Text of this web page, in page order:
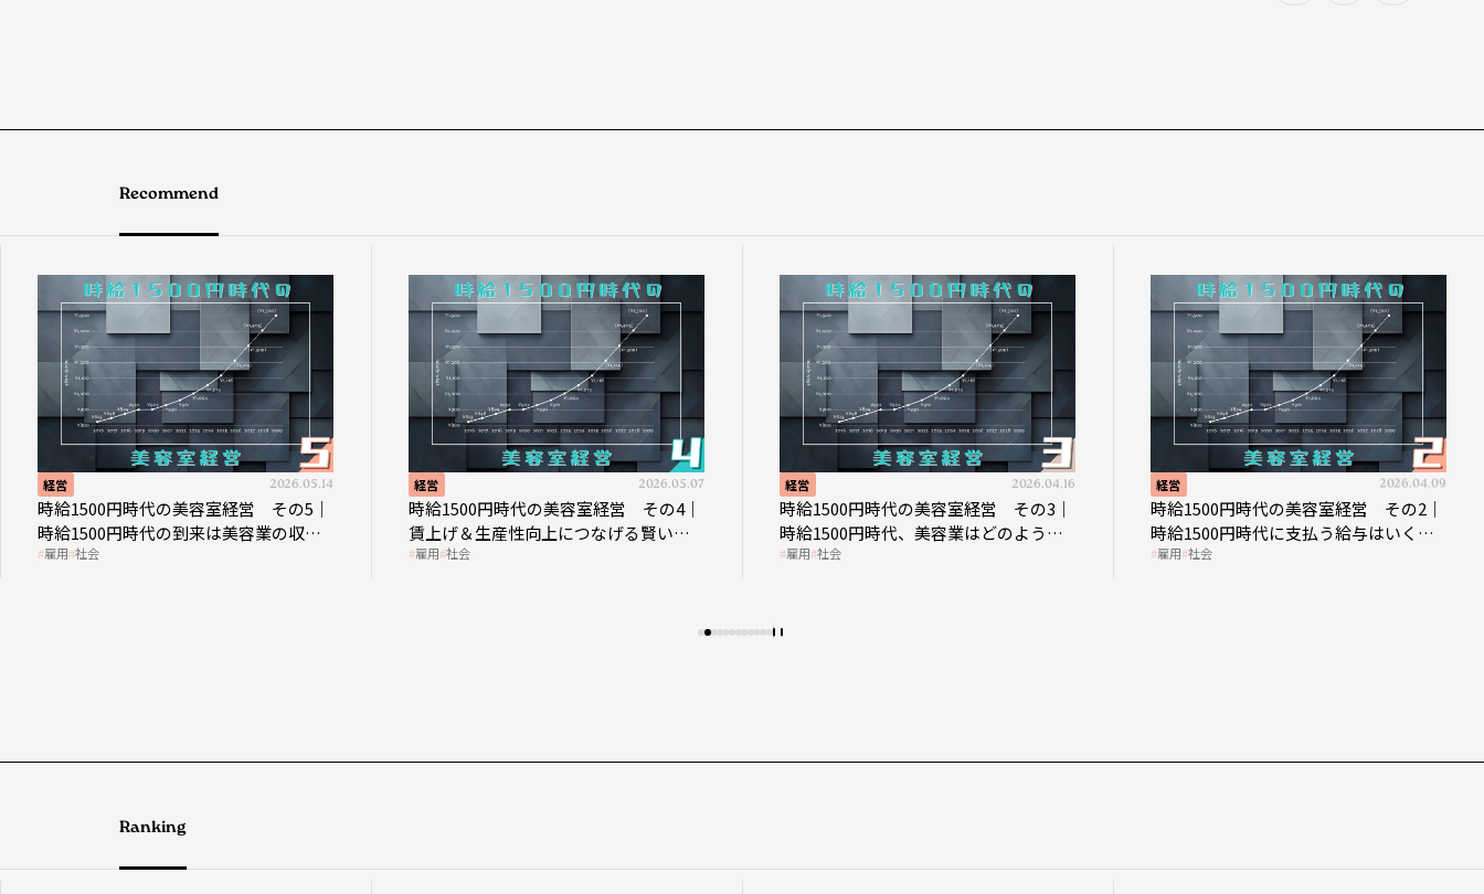
Recommend
経営 2026.05.14
時給1500円時代の美容室経営 その5｜
時給1500円時代の到来は美容業の収益
構造を見直す契機
雇用 社会
経営 2026.05.07
時給1500円時代の美容室経営 その4｜
賃上げ＆生産性向上につなげる賢い助
成金活用
雇用 社会
経営 2026.04.16
時給1500円時代の美容室経営 その3｜
時給1500円時代、美容業はどのような
影響を受けるのか？
雇用 社会
経営 2026.04.09
時給1500円時代の美容室経営 その2｜
時給1500円時代に支払う給与はいくら
なのか
雇用 社会
Ranking